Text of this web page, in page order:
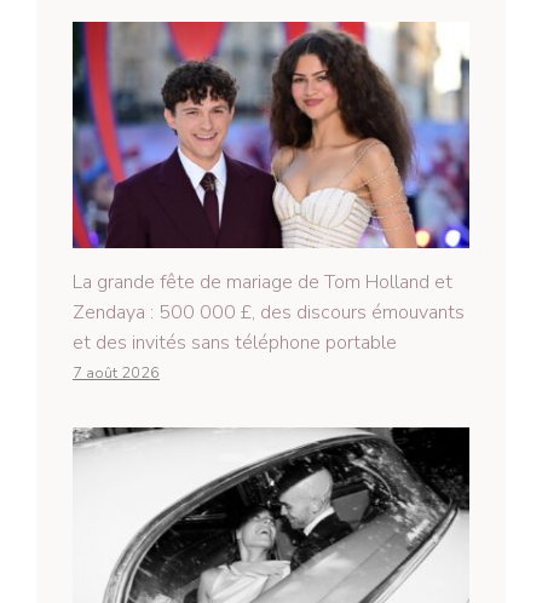
La grande fête de mariage de Tom Holland et
Zendaya : 500 000 £, des discours émouvants
et des invités sans téléphone portable
7 août 2026